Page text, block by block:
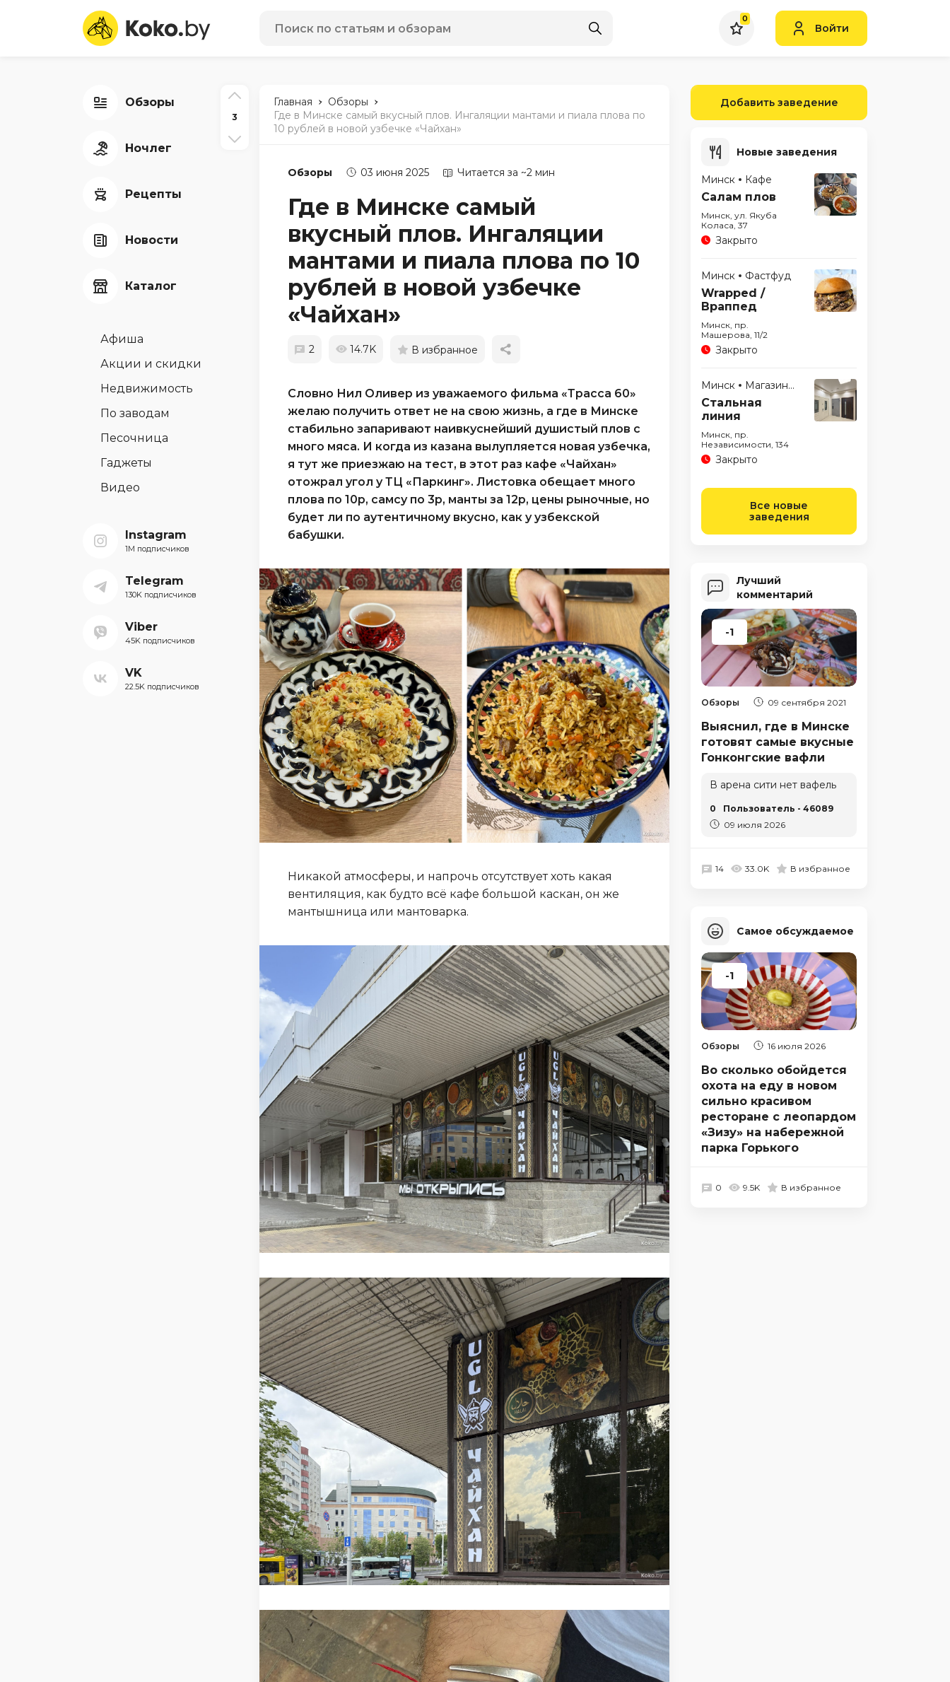
0
Войти
Обзоры
Ночлег
Рецепты
Новости
Каталог
Афиша
Акции и скидки
Недвижимость
По заводам
Песочница
Гаджеты
Видео
Instagram
1M подписчиков
Telegram
130K подписчиков
Viber
45K подписчиков
VK
22.5K подписчиков
3
Главная - Обзоры -
Где в Минске самый вкусный плов. Ингаляции мантами и пиала плова по
10 рублей в новой узбечке «Чайхан»
Обзоры 03 июня 2025 Читается за ~2 мин
Где в Минске самый
вкусный плов. Ингаляции
мантами и пиала плова по 10
рублей в новой узбечке
«Чайхан»
2 14.7K В избранное
Словно Нил Оливер из уважаемого фильма «Трасса 60»
желаю получить ответ не на свою жизнь, а где в Минске
стабильно запаривают наивкуснейший душистый плов с
много мяса. И когда из казана вылупляется новая узбечка,
я тут же приезжаю на тест, в этот раз кафе «Чайхан»
отожрал угол у ТЦ «Паркинг». Листовка обещает много
плова по 10р, самсу по 3р, манты за 12р, цены рыночные, но
будет ли по аутентичному вкусно, как у узбекской
бабушки.
Никакой атмосферы, и напрочь отсутствует хоть какая
вентиляция, как будто всё кафе большой каскан, он же
мантышница или мантоварка.
Добавить заведение
Новые заведения
Минск Кафе
Салам плов
Минск, ул. Якуба
Коласа, 37
Закрыто
Минск Фастфуд
Wrapped /
Враппед
Минск, пр.
Машерова, 11/2
Закрыто
Минск Магазины
Стальная
линия
Минск, пр.
Независимости, 134
Закрыто
Все новые
заведения
Лучший
комментарий
-1
Обзоры 09 сентября 2021
Выяснил, где в Минске
готовят самые вкусные
Гонконгские вафли
В арена сити нет вафель
0
Пользователь - 46089
09 июля 2026
14 33.0K В избранное
Самое обсуждаемое
-1
Обзоры 16 июля 2026
Во сколько обойдется
охота на еду в новом
сильно красивом
ресторане с леопардом
«Зизу» на набережной
парка Горького
0 9.5K В избранное